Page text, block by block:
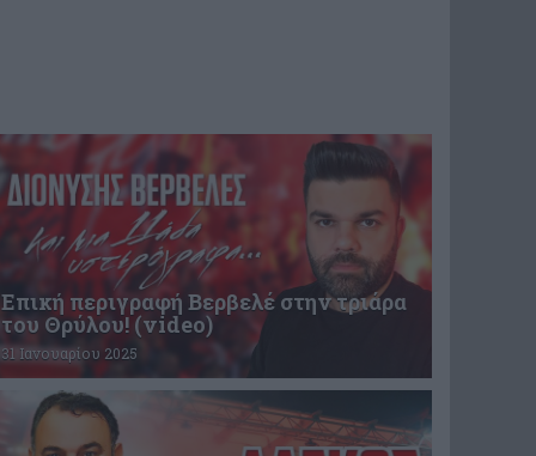
Επική περιγραφή Βερβελέ στην τριάρα
του Θρύλου! (video)
31 Ιανουαρίου 2025